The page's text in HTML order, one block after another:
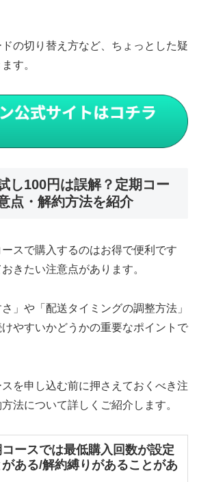
の切り替え方など、ちょっとした疑
す。
し100円は誤解？定期コー
点・解約方法を紹介
スで購入するのはお得で便利です
きたい注意点があります。
」や「配送タイミングの調整方法」
やすいかどうかの重要なポイントで
を申し込む前に押さえておくべき注
法について詳しくご紹介します。
ースでは最低購入回数が設定
ある/解約縛りがあることがあ